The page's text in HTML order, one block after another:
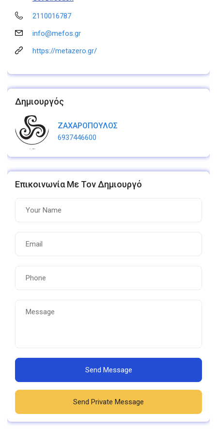
2110016787
info@mefos.gr
https://metazero.gr/
Δημιουργός
ΖΑΧΑΡΟΠΟΥΛΟΣ
6937446600
Επικοινωνία Με Τον Δημιουργό
Send Message
Send Private Message